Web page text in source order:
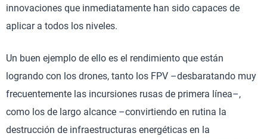
innovaciones que inmediatamente han sido capaces de
aplicar a todos los niveles.
Un buen ejemplo de ello es el rendimiento que están
logrando con los drones, tanto los FPV –desbaratando muy
frecuentemente las incursiones rusas de primera línea–,
como los de largo alcance –convirtiendo en rutina la
destrucción de infraestructuras energéticas en la